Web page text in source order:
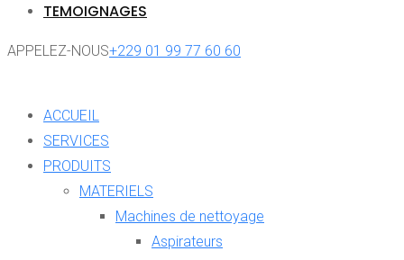
TEMOIGNAGES
APPELEZ-NOUS+229 01 99 77 60 60
ACCUEIL
SERVICES
PRODUITS
MATERIELS
Machines de nettoyage
Aspirateurs